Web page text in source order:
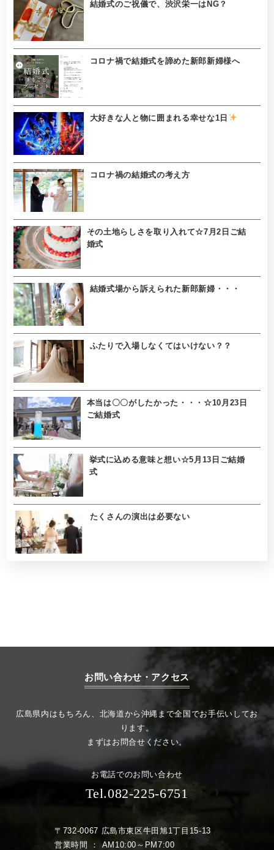
結婚式のご祝儀で、渋沢栄一はNG？
コロナ禍で結婚式を諦めた新郎新婦様へ
大好きな人と物に囲まれる幸せな1日
コロナ禍の結婚式の考え方
その土地らしさを取り入れて☆7月2日ご結
婚式
結婚式場から訴えられた新郎新婦・・・
ふたりで入場しなくてはいけない？？
本当は〇〇がしたかった・・・☆10月23日
ご結婚式
挙式に込める意味と想い☆5月13日ご結婚
式
たくさんの演出は必要ない
お問い合わせ・アクセス
広島県内はもちろん、北海道から沖縄まで全国でお手伝いしてお
ります。
まずはお問合せください。
お電話でのお問い合わせ
Tel.082-225-6751
〒732-0067 広島市東区牛田旭1丁目15-13
営業時間 ： AM10:00～PM7:00